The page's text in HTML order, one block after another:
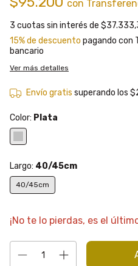
con
3 cuotas sin interés de
15% de descuento pagando con
bancario
Ver más detalles
Envío gratis superando los
Color: Plata
Largo: 40/45cm
40/45cm
¡No te lo pierdas, es el